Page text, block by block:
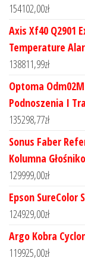
154102,00zł
Axis Xf40 Q2901
Temperature
138811,99zł
Optoma
Podnoszenia I
135298,77zł
Sonus Faber
Kolumna
129999,00zł
Epson SureColor
124929,00zł
Argo Kobra
119925,00zł